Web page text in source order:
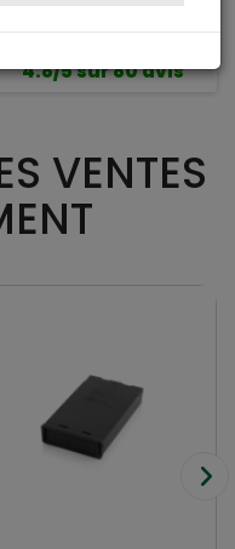
4.8/5 sur 80 avis
VENTES